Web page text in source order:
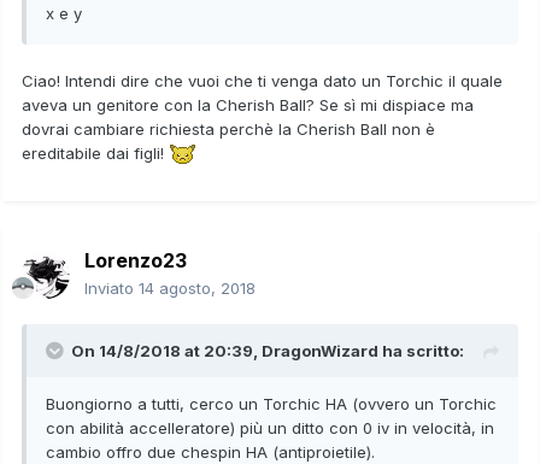
x e y
Ciao! Intendi dire che vuoi che ti venga dato un Torchic il quale
aveva un genitore con la Cherish Ball? Se sì mi dispiace ma
dovrai cambiare richiesta perchè la Cherish Ball non è
ereditabile dai figli!
Lorenzo23
Inviato 14 agosto, 2018
On 14/8/2018 at 20:39, DragonWizard ha scritto:
Buongiorno a tutti, cerco un Torchic HA (ovvero un Torchic
con abilità accelleratore) più un ditto con 0 iv in velocità, in
cambio offro due chespin HA (antiproietile).